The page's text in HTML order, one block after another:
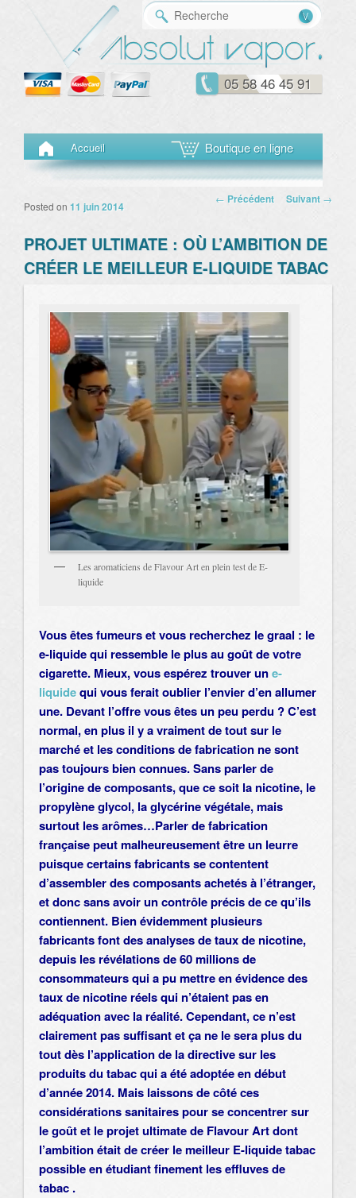
05 58 46 45 91
Menu principal
Aller au contenu principal
Aller au contenu secondaire
Accueil Boutique en ligne
Navigation des
← Précédent Suivant →
PROJET ULTIMATE : OÙ L’AMBITION DE
CRÉER LE MEILLEUR E-LIQUIDE TABAC
Posted on 11 juin 2014
Les aromaticiens de Flavour Art en plein test de E-
liquide
Vous êtes fumeurs et vous recherchez le graal : le
e-liquide qui ressemble le plus au goût de votre
cigarette. Mieux, vous espérez trouver une-
liquidequi vous ferait oublier l’envier d’en allumer
une. Devant l’offre vous êtes un peu perdu ? C’est
normal, en plus il y a vraiment de tout sur le
marché et les conditions de fabrication ne sont
pas toujours bien connues.Sans parler de
l’origine de composants, que ce soit la nicotine, le
propylène glycol, la glycérine végétale, mais
surtout les arômes…Parler de fabrication
française peut malheureusement être un leurre
puisque certains fabricants se contentent
d’assembler des composants achetés à l’étranger,
et donc sans avoir un contrôle précis de ce qu’ils
contiennent. Bien évidemment plusieurs
fabricants font des analyses de taux de nicotine,
depuis les révélations de 60 millions de
consommateurs qui a pu mettre en évidence des
taux de nicotine réels qui n’étaient pas en
adéquation avec la réalité. Cependant, ce n’est
clairement pas suffisant et ça ne le sera plus du
tout dès l’application de la directive sur les
produits du tabac qui a été adoptée en début
d’année 2014. Mais laissons de côté ces
considérations sanitaires pour se concentrer sur
le goût et le projet ultimate de Flavour Art dont
l’ambition était de créer le meilleur E-liquide tabac
possible en étudiant finement les effluves de
tabac .